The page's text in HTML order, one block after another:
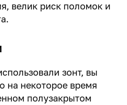
велик риск поломок и
зонт, вы
на некоторое время
полузакрытом